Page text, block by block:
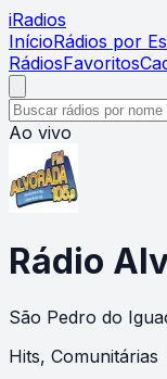
iRadios
InícioRádios por
RádiosFavoritos
Ao vivo
Rádio
São Pedro do
Hits, Comunitárias